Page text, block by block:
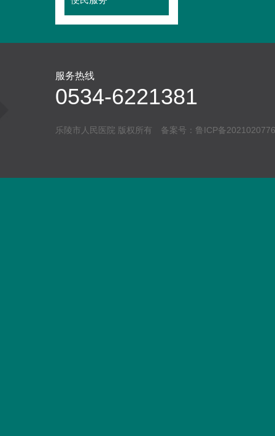
服务热线
0534-6221381
乐陵市人民医院 版权所有 备案号： 鲁ICP备